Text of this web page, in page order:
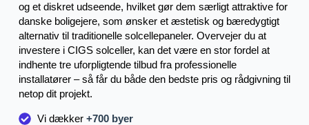
og et diskret udseende, hvilket gør dem særligt attraktive for
danske boligejere, som ønsker et æstetisk og bæredygtigt
alternativ til traditionelle solcellepaneler. Overvejer du at
investere i CIGS solceller, kan det være en stor fordel at
indhente tre uforpligtende tilbud fra professionelle
installatører – så får du både den bedste pris og rådgivning til
netop dit projekt.
Vi dækker+700 byer